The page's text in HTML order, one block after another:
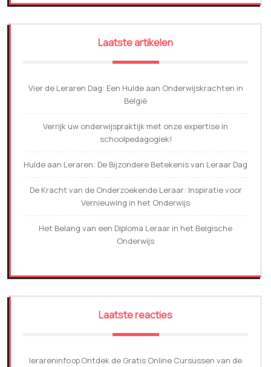
Laatste artikelen
Vier de Leraren Dag: Een Hulde aan Onderwijskrachten in
België
Verrijk uw onderwijspraktijk met onze expertise in
schoolpedagogiek!
Hulde aan Leraren: De Bijzondere Betekenis van Leraar Dag
De Kracht van de Onderzoekende Leraar: Inspiratie voor
Vernieuwing in het Onderwijs
Het Belang van een Diploma Leraar in het Belgische
Onderwijs
Laatste reacties
lerareninfoopOntdek de Gratis Online Cursussen van de